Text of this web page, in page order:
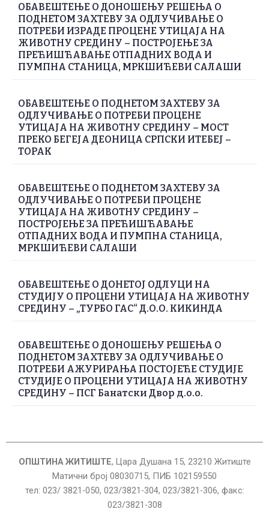
ОБАВЕШТЕЊЕ О ДОНОШЕЊУ РЕШЕЊА О
ПОДНЕТОМ ЗАХТЕВУ ЗА ОДЛУЧИВАЊЕ О
ПОТРЕБИ ИЗРАДЕ ПРОЦЕНЕ УТИЦАЈА НА
ЖИВОТНУ СРЕДИНУ – ПОСТРОЈЕЊЕ ЗА
ПРЕЋИШЋАВАЊЕ ОТПАДНИХ ВОДА И
ПУМПНА СТАНИЦА, МРКШИЋЕВИ САЛАШИ
ОБАВЕШТЕЊЕ О ПОДНЕТОМ ЗАХТЕВУ ЗА
ОДЛУЧИВАЊЕ О ПОТРЕБИ ПРОЦЕНЕ
УТИЦАЈА НА ЖИВОТНУ СРЕДИНУ – МОСТ
ПРЕКО БЕГЕЈА ДЕОНИЦА СРПСКИ ИТЕБЕЈ –
ТОРАК
ОБАВЕШТЕЊЕ О ПОДНЕТОМ ЗАХТЕВУ ЗА
ОДЛУЧИВАЊЕ О ПОТРЕБИ ПРОЦЕНЕ
УТИЦАЈА НА ЖИВОТНУ СРЕДИНУ –
ПОСТРОЈЕЊЕ ЗА ПРЕЋИШЋАВАЊЕ
ОТПАДНИХ ВОДА И ПУМПНА СТАНИЦА,
МРКШИЋЕВИ САЛАШИ
ОБАВЕШТЕЊЕ О ДОНЕТОЈ ОДЛУЦИ НА
СТУДИЈУ О ПРОЦЕНИ УТИЦАЈА НА ЖИВОТНУ
СРЕДИНУ – „ТУРБО ГАС“ Д.О.О. КИКИНДА
ОБАВЕШТЕЊЕ О ДОНОШЕЊУ РЕШЕЊА О
ПОДНЕТОМ ЗАХТЕВУ ЗА ОДЛУЧИВАЊЕ О
ПОТРЕБИ АЖУРИРАЊА ПОСТОЈЕЋЕ СТУДИЈЕ
СТУДИЈЕ О ПРОЦЕНИ УТИЦАЈА НА ЖИВОТНУ
СРЕДИНУ – ПСГ Банатски Двор д.о.о.
ОПШТИНА ЖИТИШТЕ, Цара Душана 15, 23210 Житиште
Матични број 08030715, ПИБ 102159550
тел: 023/ 3821-050, 023/3821-304, 023/3821-306, факс:
023/3821-308